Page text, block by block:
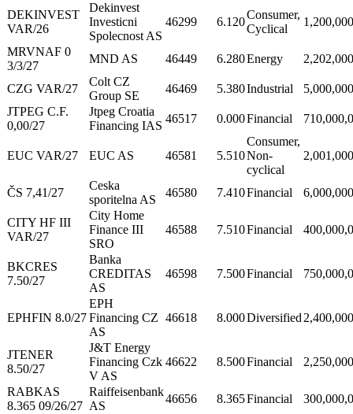
DEKINVEST
VAR/26
Dekinvest
Investicni
Spolecnost AS
46299 6.120
Consumer,
Cyclical
MRVNAF 0
3/3/27
MND AS 46449 6.280Energy
CZG VAR/27
Colt CZ
Group SE
46469 5.380Industrial
JTPEG C.F.
0,00/27
Jtpeg Croatia
Financing IAS
46517 0.000Financial
EUC VAR/27 EUC AS 46581 5.510
Consumer,
Non-
cyclical
ČS 7,41/27
Ceska
sporitelna AS
46580 7.410Financial
CITY HF III
VAR/27
City Home
Finance III
SRO
46588 7.510Financial
BKCRES
7.50/27
Banka
CREDITAS
AS
46598 7.500Financial
EPHFIN 8.0/27
EPH
Financing CZ
AS
46618 8.000Diversified
JTENER
8.50/27
J&T Energy
Financing Czk
V AS
46622 8.500Financial
RABKAS
8.365 09/26/27
Raiffeisenbank
AS
46656 8.365Financial